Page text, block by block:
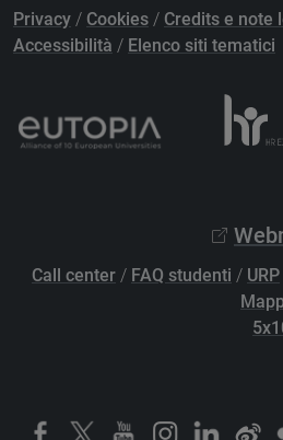
Privacy / Cookies / Credits e note
Accessibilità / Elenco siti tematici
Call center / FAQ studenti / URP